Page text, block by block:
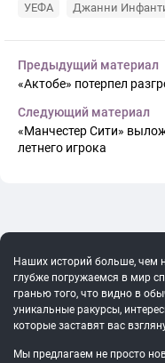
УЕФА Джанни
Предыдущий материал
«Актобе» потерпел
Следующий материал
«Манчестер Сити»
летнего игрока
Наших историй больше, чем
глубже погружаемся в мир
гранью того, что видно в
уникальные ракурсы,
которые заставят вас
Мы предлагаем не просто